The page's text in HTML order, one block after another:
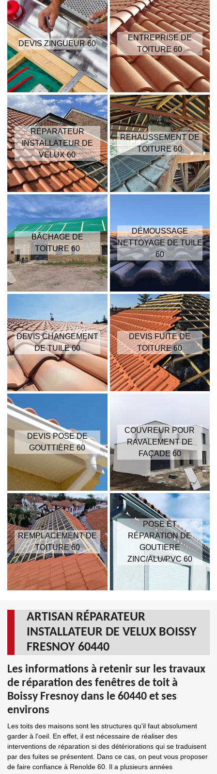
DEVIS ZINGUEUR 60
ENTREPRISE DE
TOITURE 60
RÉPARATEUR
INSTALLATEUR DE
VELUX 60
REHAUSSEMENT DE
TOITURE 60
BÂCHAGE DE
TOITURE 60
DÉMOUSSAGE
NETTOYAGE DE TUILE
60
DEVIS CHANGEMENT
DE TUILE 60
DEVIS FUITE DE
TOITURE 60
DEVIS POSE DE
GOUTTIÈRE 60
COUVREUR POUR
RAVALEMENT DE
FAÇADE 60
REMPLACEMENT DE
TOITURE 60
POSE ET
RÉPARATION DE
GOUTIERE
ZINC/ALU/PVC 60
ARTISAN RÉPARATEUR
INSTALLATEUR DE VELUX BOISSY
FRESNOY 60440
Les informations à retenir sur les travaux
de réparation des fenêtres de toit à
Boissy Fresnoy dans le 60440 et ses
environs
Les toits des maisons sont les structures qu'il faut absolument
garder à l'oeil. En effet, il est nécessaire de réaliser des
interventions de réparation si des détériorations qui se traduisent
par des fuites se présentent. Dans ce cas, on peut vous proposer
de faire confiance à Renolde 60. Il a plusieurs années